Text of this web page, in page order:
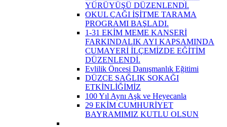
YÜRÜYÜŞÜ DÜZENLENDİ.
OKUL ÇAĞI İŞİTME TARAMA
PROGRAMI BAŞLADI.
1-31 EKİM MEME KANSERİ
FARKINDALIK AYI KAPSAMINDA
CUMAYERİ İLÇEMİZDE EĞİTİM
DÜZENLENDİ.
Evlilik Öncesi Danışmanlık Eğitimi
DÜZCE SAĞLIK SOKAĞI
ETKİNLİĞİMİZ
100 Yıl Aynı Aşk ve Heyecanla
29 EKİM CUMHURİYET
BAYRAMIMIZ KUTLU OLSUN